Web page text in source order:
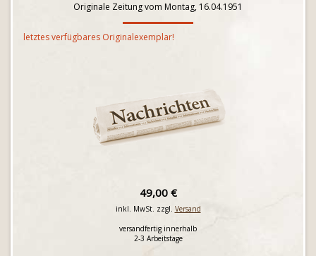
Originale Zeitung vom Montag, 16.04.1951
letztes verfügbares Originalexemplar!
49,00 €
inkl. MwSt. zzgl. Versand
versandfertig innerhalb
2-3 Arbeitstage